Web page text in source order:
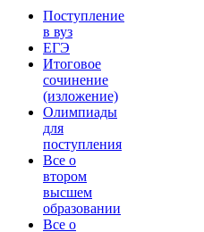
Поступление
в вуз
ЕГЭ
Итоговое
сочинение
(изложение)
Олимпиады
для
поступления
Все о
втором
высшем
образовании
Все о